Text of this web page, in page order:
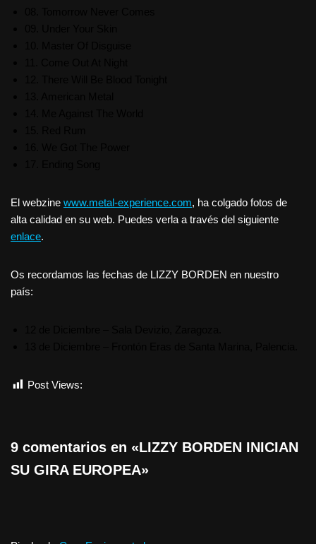
El webzine www.metal-experience.com, ha colgado fotos de
alta calidad en su web. Puedes verla a través del siguiente
enlace.
Os recordamos las fechas de LIZZY BORDEN en nuestro
país:
Post Views:
9 comentarios en «LIZZY BORDEN INICIAN
SU GIRA EUROPEA»